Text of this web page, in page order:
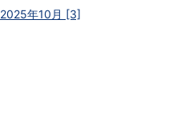
2025年10月 [3]